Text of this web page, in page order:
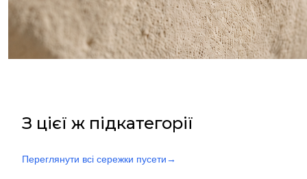
З цієї ж підкатегорії
Переглянути всі сережки пусети→